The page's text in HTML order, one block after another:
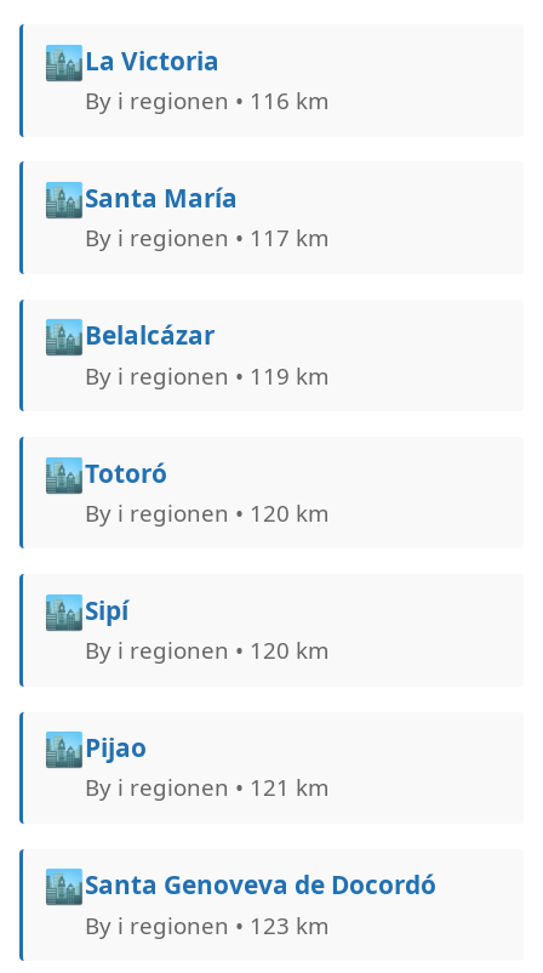
🏙️La Victoria
By i regionen • 116 km
🏙️Santa María
By i regionen • 117 km
🏙️Belalcázar
By i regionen • 119 km
🏙️Totoró
By i regionen • 120 km
🏙️Sipí
By i regionen • 120 km
🏙️Pijao
By i regionen • 121 km
🏙️Santa Genoveva de Docordó
By i regionen • 123 km